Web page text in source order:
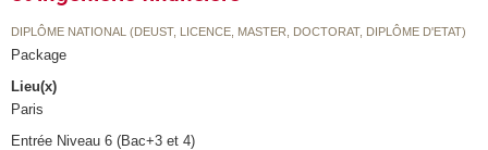
DIPLÔME NATIONAL (DEUST, LICENCE, MASTER, DOCTORAT, DIPLÔME D'ETAT)
Package
Lieu(x)
Paris
Entrée Niveau 6 (Bac+3 et 4)